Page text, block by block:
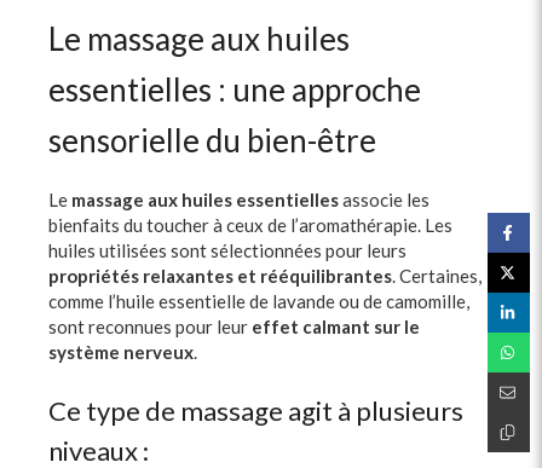
Le massage aux huiles
essentielles : une approche
sensorielle du bien-être
Le massage aux huiles essentiellesassocie les
bienfaits du toucher à ceux de l’aromathérapie. Les
huiles utilisées sont sélectionnées pour leurs
propriétés relaxantes et rééquilibrantes . Certaines,
comme l’huile essentielle de lavande ou de camomille,
sont reconnues pour leur effet calmant sur le
système nerveux
Ce type de massage agit à plusieurs
niveaux :